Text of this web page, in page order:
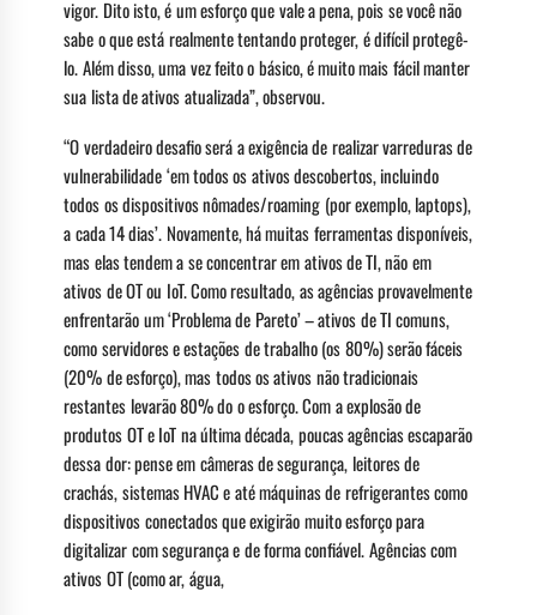
vigor. Dito isto, é um esforço que vale a pena, pois se você não
sabe o que está realmente tentando proteger, é difícil protegê-
lo. Além disso, uma vez feito o básico, é muito mais fácil manter
sua lista de ativos atualizada”, observou.
“O verdadeiro desafio será a exigência de realizar varreduras de
vulnerabilidade ‘em todos os ativos descobertos, incluindo
todos os dispositivos nômades/roaming (por exemplo, laptops),
a cada 14 dias’. Novamente, há muitas ferramentas disponíveis,
mas elas tendem a se concentrar em ativos de TI, não em
ativos de OT ou IoT. Como resultado, as agências provavelmente
enfrentarão um ‘Problema de Pareto’ – ativos de TI comuns,
como servidores e estações de trabalho (os 80%) serão fáceis
(20% de esforço), mas todos os ativos não tradicionais
restantes levarão 80% do o esforço. Com a explosão de
produtos OT e IoT na última década, poucas agências escaparão
dessa dor: pense em câmeras de segurança, leitores de
crachás, sistemas HVAC e até máquinas de refrigerantes como
dispositivos conectados que exigirão muito esforço para
digitalizar com segurança e de forma confiável. Agências com
ativos OT (como ar, água,